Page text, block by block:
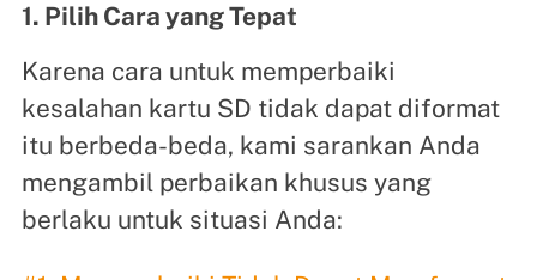
1. Pilih Cara yang Tepat
Karena cara untuk memperbaiki
kesalahan kartu SD tidak dapat diformat
itu berbeda-beda, kami sarankan Anda
mengambil perbaikan khusus yang
berlaku untuk situasi Anda: